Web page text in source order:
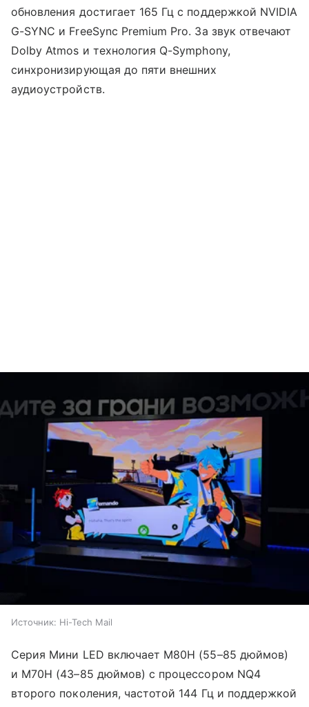
обновления достигает 165 Гц с поддержкой NVIDIA
G-SYNC и FreeSync Premium Pro. За звук отвечают
Dolby Atmos и технология Q-Symphony,
синхронизирующая до пяти внешних
аудиоустройств.
Источник: Hi-Tech Mail
Серия Мини LED включает M80H (55–85 дюймов)
и M70H (43–85 дюймов) с процессором NQ4
второго поколения, частотой 144 Гц и поддержкой